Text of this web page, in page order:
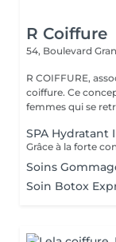
R Coiffure
54, Boulevard
R COIFFURE,
coiffure. Ce
femmes qui se
SPA Hydratant
Soins
Soin Botox